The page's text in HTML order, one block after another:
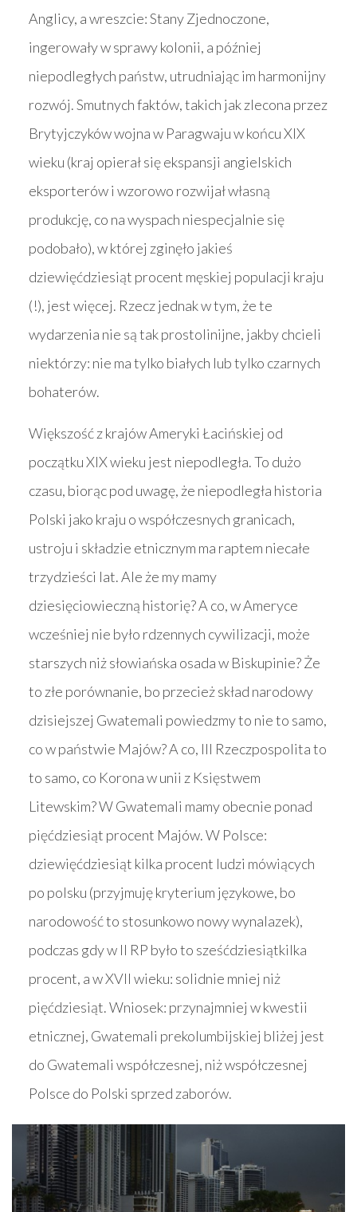
Anglicy, a wreszcie: Stany Zjednoczone,
ingerowały w sprawy kolonii, a później
niepodległych państw, utrudniając im harmonijny
rozwój. Smutnych faktów, takich jak zlecona przez
Brytyjczyków wojna w Paragwaju w końcu XIX
wieku (kraj opierał się ekspansji angielskich
eksporterów i wzorowo rozwijał własną
produkcję, co na wyspach niespecjalnie się
podobało), w której zginęło jakieś
dziewięćdziesiąt procent męskiej populacji kraju
(!), jest więcej. Rzecz jednak w tym, że te
wydarzenia nie są tak prostolinijne, jakby chcieli
niektórzy: nie ma tylko białych lub tylko czarnych
bohaterów.
Większość z krajów Ameryki Łacińskiej od
początku XIX wieku jest niepodległa. To dużo
czasu, biorąc pod uwagę, że niepodległa historia
Polski jako kraju o współczesnych granicach,
ustroju i składzie etnicznym ma raptem niecałe
trzydzieści lat. Ale że my mamy
dziesięciowieczną historię? A co, w Ameryce
wcześniej nie było rdzennych cywilizacji, może
starszych niż słowiańska osada w Biskupinie? Że
to złe porównanie, bo przecież skład narodowy
dzisiejszej Gwatemali powiedzmy to nie to samo,
co w państwie Majów? A co, III Rzeczpospolita to
to samo, co Korona w unii z Księstwem
Litewskim? W Gwatemali mamy obecnie ponad
pięćdziesiąt procent Majów. W Polsce:
dziewięćdziesiąt kilka procent ludzi mówiących
po polsku (przyjmuję kryterium językowe, bo
narodowość to stosunkowo nowy wynalazek),
podczas gdy w II RP było to sześćdziesiątkilka
procent, a w XVII wieku: solidnie mniej niż
pięćdziesiąt. Wniosek: przynajmniej w kwestii
etnicznej, Gwatemali prekolumbijskiej bliżej jest
do Gwatemali współczesnej, niż współczesnej
Polsce do Polski sprzed zaborów.